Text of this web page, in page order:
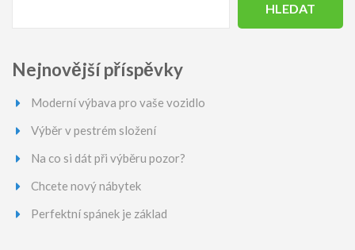
HLEDAT
Nejnovější příspěvky
Moderní výbava pro vaše vozidlo
Výběr v pestrém složení
Na co si dát při výběru pozor?
Chcete nový nábytek
Perfektní spánek je základ